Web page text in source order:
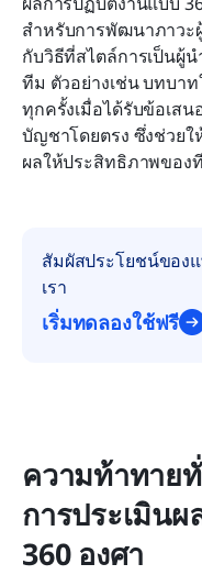
สำหรับการพัฒนาภาวะ
กับวิธีที่สไตล์การเป็นผู้
ทีม ตัวอย่างเช่น บทบาท
ทุกครั้งเมื่อได้รับข้อเส
บัญชาโดยตรง ซึ่งช่วยใ
ผลให้ประสิทธิภาพขอ
สัมผัสประโยชน์ของ
เรา
เริ่มทดลองใช้ฟรี
ความท้าทาย
การประเมิน
360 องศา